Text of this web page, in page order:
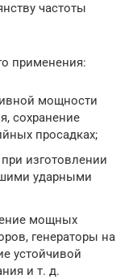
частоты
применения:
мощности
сохранение
просадках;
изготовлении
ударными
мощных
генераторы на
устойчивой
и т. д.